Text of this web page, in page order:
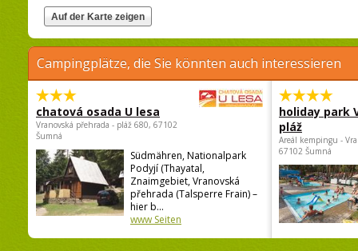
Campingplätze, die Sie könnten auch interessieren
chatová osada U lesa
Vranovská přehrada - pláž 680, 67102
Šumná
Südmähren, Nationalpark
Podyjí (Thayatal,
Znaimgebiet, Vranovská
přehrada (Talsperre Frain) –
hier b...
www Seiten
holiday park
pláž
Areál kempingu -
67102 Šumná